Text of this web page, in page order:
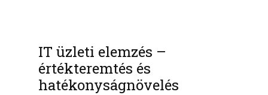
IT üzleti elemzés –
értékteremtés és
hatékonyságnövelés